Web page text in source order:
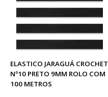
ELASTICO JARAGUÁ CROCHET
Nº10 PRETO 9MM ROLO COM
100 METROS